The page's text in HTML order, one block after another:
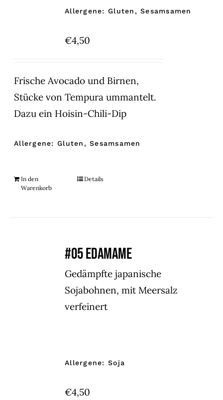
Allergene: Gluten, Sesamsamen
€4,50
Frische Avocado und Birnen,
Stücke von Tempura ummantelt.
Dazu ein Hoisin-Chili-Dip
Allergene: Gluten, Sesamsamen
In den
Warenkorb
Details
#05 EDAMAME
Gedämpfte japanische
Sojabohnen, mit Meersalz
verfeinert
Allergene: Soja
€4,50